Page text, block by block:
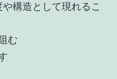
構造として現れるこ
む